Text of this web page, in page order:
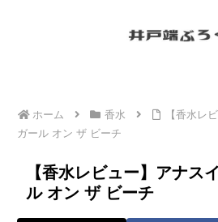
ホーム 香水
【香水レ
ガール オン ザ ビーチ
【香水レビュー】アナス
ル オン ザ ビーチ